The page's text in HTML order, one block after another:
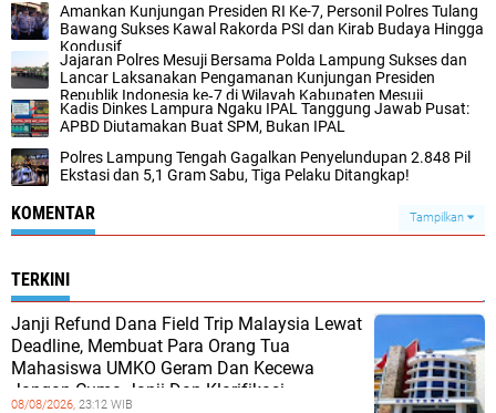
Amankan Kunjungan Presiden RI Ke-7, Personil Polres Tulang
Bawang Sukses Kawal Rakorda PSI dan Kirab Budaya Hingga
Kondusif
Jajaran Polres Mesuji Bersama Polda Lampung Sukses dan
Lancar Laksanakan Pengamanan Kunjungan Presiden
Republik Indonesia ke‑7 di Wilayah Kabupaten Mesuji
Kadis Dinkes Lampura Ngaku IPAL Tanggung Jawab Pusat:
APBD Diutamakan Buat SPM, Bukan IPAL
Polres Lampung Tengah Gagalkan Penyelundupan 2.848 Pil
Ekstasi dan 5,1 Gram Sabu, Tiga Pelaku Ditangkap!
KOMENTAR Tampilkan
TERKINI
Janji Refund Dana Field Trip Malaysia Lewat
Deadline, Membuat Para Orang Tua
Mahasiswa UMKO Geram Dan Kecewa
Jangan Cuma Janji Dan Klarifikasi
08/08/2026, 23:12 WIB